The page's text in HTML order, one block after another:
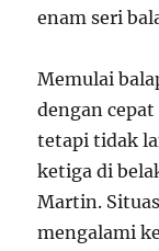
enam seri
Memulai
dengan
tetapi tidak
ketiga di
Martin.
mengalami